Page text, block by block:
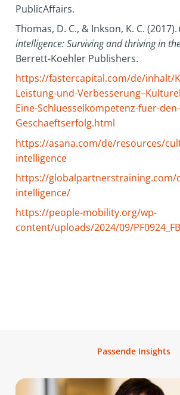
PublicAffairs.
Thomas, D. C., & Inkson, K. C. (2017).
intelligence: Surviving and thriving in
Berrett-Koehler Publishers.
https://fastercapital.com/de/inhalt/
Leistung-und-
Eine-Schluesselkompetenz-fuer-den-
Geschaeftserfolg.html
https://asana.com/de/resources/
intelligence
https://globalpartnerstraining.com/
intelligence/
https://people-mobility.org/wp-
content/uploads/2024/09/
Passende Insights